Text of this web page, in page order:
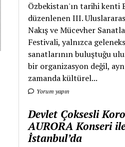
Özbekistan'ın tarihi kenti
düzenlenen III.
Nakış ve Mücevher
Festivali, yalnızca
sanatlarının buluştuğu
bir organizasyon değil,
zamanda kültürel...
Yorum yapın
Devlet Çoksesli
AURORA Konseri
İstanbul’da